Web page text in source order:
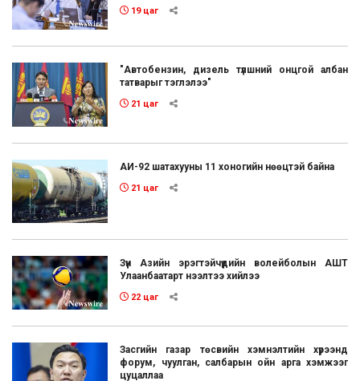
19 цаг
"Автобензин, дизель түлшний онцгой албан
татварыг тэглэлээ"
21 цаг
АИ-92 шатахууны 11 хоногийн нөөцтэй байна
21 цаг
Зүүн Азийн эрэгтэйчүүдийн волейболын АШТ
Улаанбаатарт нээлтээ хийлээ
22 цаг
Засгийн газар төсвийн хэмнэлтийн хүрээнд
форум, чуулган, салбарын ойн арга хэмжээг
цуцаллаа